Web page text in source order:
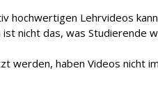
hochwertigen Lehrvideos
ist nicht das, was Studierende
werden, haben Videos nicht